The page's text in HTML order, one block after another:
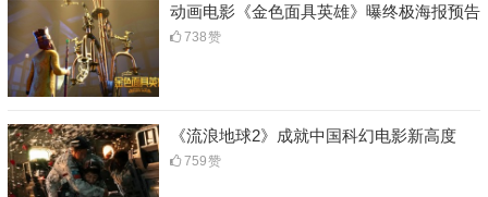
动画电影《金色面具英雄》曝终极海报预告
738赞
《流浪地球2》成就中国科幻电影新高度
759赞